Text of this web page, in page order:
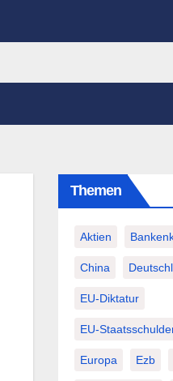
Themen
Aktien
China
EU-Diktatur
EU-
Europa Ezb